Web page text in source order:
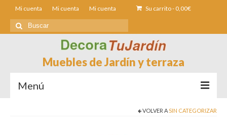
Mi cuenta Mi cuenta Mi cuenta Su carrito- 0,00€
Buscar
por:
Muebles de Jardín y terraza
Menú
VOLVER ASIN CATEGORIZAR